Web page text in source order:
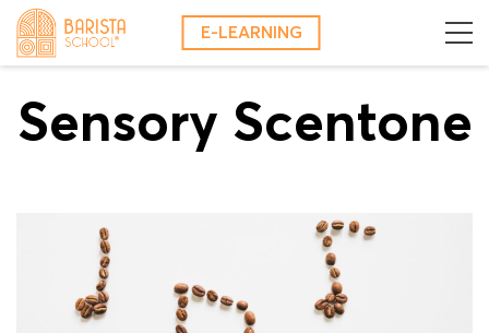
Skip
content
E-LEARNING
Sensory Scentone